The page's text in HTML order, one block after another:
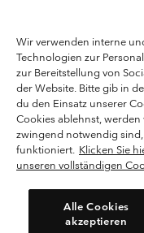
Columbia
Bergheim, Salzburg
Nutzungsbedingungen
Datenschutzerklärung
Bestimmungen und
Nutzungsbedingungen Für
Cookies
Kundenservice: Mo- Fr.
(+)43720880525
Wir verwenden interne
Technologien zur
zur Bereitstellung von
der Website. Bitte gib in
du den Einsatz unserer
Cookies ablehnst,
zwingend notwendig
funktioniert. Klicken Sie
unseren vollständigen
Alle Cookies
akzeptieren
Bitte wählen
Österreich